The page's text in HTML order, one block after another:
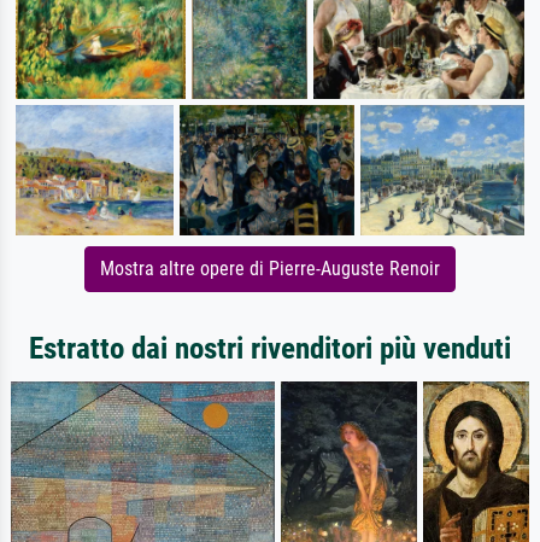
Mostra altre opere di Pierre-Auguste Renoir
Estratto dai nostri rivenditori più venduti